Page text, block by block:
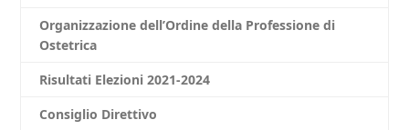
Organizzazione ​dell’Ordine della Professione di
Ostetrica
Risultati Elezioni 2021-2024
Consiglio Direttivo